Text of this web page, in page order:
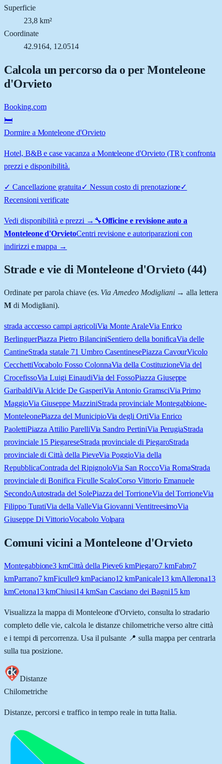
Superficie
23,8 km²
Coordinate
42.9164, 12.0514
Calcola un percorso da o perMonteleone
d'Orvieto
Booking.com
🛏️
Dormire a Monteleone d'Orvieto
Hotel, B&B e case vacanza a Monteleone d'Orvieto (TR): confronta
prezzi e disponibilità.
✓ Cancellazione gratuita✓ Nessun costo di prenotazione✓
Recensioni verificate
Vedi disponibilità e prezzi → 🔧Officine e revisione auto a
Monteleone d'OrvietoCentri revisione e autoriparazioni con
indirizzi e mappa →
Strade e vie diMonteleone d'Orvieto (44)
Ordinate per parola chiave (es. Via Amedeo Modigliani→ alla lettera
Mdi Modigliani).
strada acccesso campi agricoliVia Monte AraleVia Enrico
BerlinguerPiazza Pietro BilanciniSentiero della bonificaVia delle
CantineStrada statale 71 Umbro CasentinesePiazza CavourVicolo
CecchettiVocabolo Fosso ColonnaVia della CostituzioneVia del
CrocefissoVia Luigi EinaudiVia del FossoPiazza Giuseppe
GaribaldiVia Alcide De GasperiVia Antonio GramsciVia Primo
MaggioVia Giuseppe MazziniStrada provinciale Montegabbione-
MonteleonePiazza del MunicipioVia degli OrtiVia Enrico
PaolettiPiazza Attilio ParelliVia Sandro PertiniVia PerugiaStrada
provinciale 15 PiegareseStrada provinciale di PiegaroStrada
provinciale di Città della PieveVia PoggioVia della
RepubblicaContrada del RipignoloVia San RoccoVia RomaStrada
provinciale di Bonifica Ficulle ScaloCorso Vittorio Emanuele
SecondoAutostrada del SolePiazza del TorrioneVia del TorrioneVia
Filippo TuratiVia della ValleVia Giovanni VentitreesimoVia
Giuseppe Di VittorioVocabolo Volpara
Comuni vicini aMonteleone d'Orvieto
Montegabbione3 kmCittà della Pieve6 kmPiegaro7kmFabro7
kmParrano7kmFiculle9 kmPaciano12 kmPanicale13kmAllerona13
kmCetona13kmChiusi14 kmSan Casciano dei Bagni15km
Visualizza la mappa di Monteleone d'Orvieto, consulta lo stradario
completo delle vie, calcola le distanze chilometriche verso altre città
e i tempi di percorrenza. Usa il pulsante 📍 sulla mappa per centrarla
sulla tua posizione.
Distanze
Chilometriche
Distanze, percorsi e traffico in tempo reale in tutta Italia.